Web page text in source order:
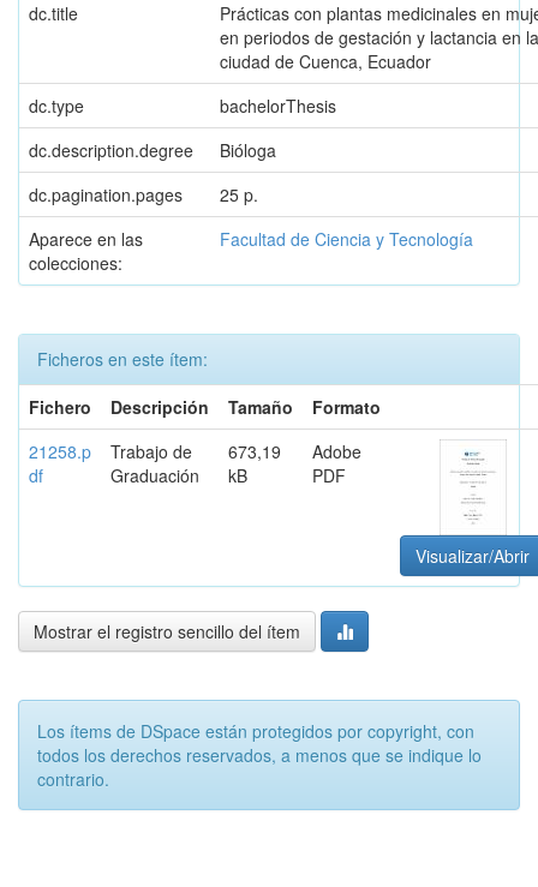
dc.title
Prácticas con plantas medicinales en
en periodos de gestación y lactancia en la
ciudad de Cuenca, Ecuador
dc.type
bachelorThesis
dc.description.degree
Bióloga
dc.pagination.pages
25 p.
Aparece en las
colecciones:
Facultad de Ciencia y Tecnología
Ficheros en este ítem:
Fichero
Descripción Tamaño
Formato
21258.p
df
Trabajo de
Graduación
673,19
kB
Adobe
PDF
Visualizar/Abrir
Mostrar el registro sencillo del ítem
Los ítems de DSpace están protegidos por copyright, con
todos los derechos reservados, a menos que se indique lo
contrario.